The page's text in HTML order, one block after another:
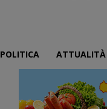
POLITICA ATTUALITÀ